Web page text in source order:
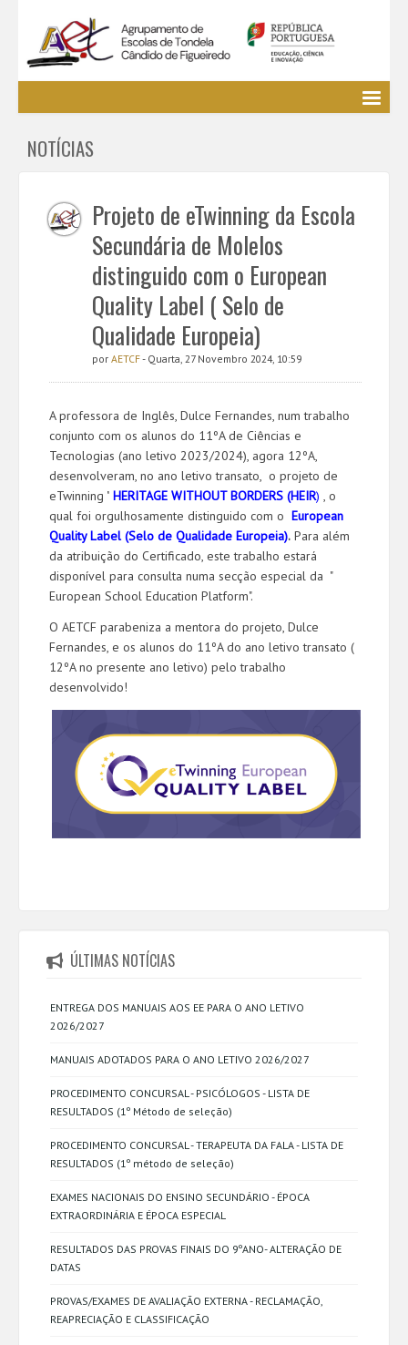
EE / Alunos
Cursos Profissionais
Bibliotecas
Media AETCF
Legislação
Utilizador não identificado. (Entrar)
NOTÍCIAS
Projeto de eTwinning da Escola
Secundária de Molelos
distinguido com o European
Quality Label ( Selo de
Qualidade Europeia)
por AETCF- Quarta, 27 Novembro 2024, 10:59
A professora de Inglês, Dulce Fernandes, num trabalho
conjunto com os alunos do 11ºA de Ciências e
Tecnologias (ano letivo 2023/2024), agora 12ºA,
desenvolveram, no ano letivo transato, o projeto de
eTwinning " HERITAGE WITHOUT BORDERS (HEIR) , o
qual foi orgulhosamente distinguido com o European
Quality Label (Selo de Qualidade Europeia). Para além
da atribuição do Certificado, este trabalho estará
disponível para consulta numa secção especial da "
European School Education Platform".
O AETCF parabeniza a mentora do projeto, Dulce
Fernandes, e os alunos do 11ºA do ano letivo transato (
12ºA no presente ano letivo) pelo trabalho
desenvolvido!
ÚLTIMAS NOTÍCIAS
ENTREGA DOS MANUAIS AOS EE PARA O ANO LETIVO
2026/2027
MANUAIS ADOTADOS PARA O ANO LETIVO 2026/2027
PROCEDIMENTO CONCURSAL - PSICÓLOGOS - LISTA DE
RESULTADOS (1º Método de seleção)
PROCEDIMENTO CONCURSAL - TERAPEUTA DA FALA - LISTA DE
RESULTADOS (1º método de seleção)
EXAMES NACIONAIS DO ENSINO SECUNDÁRIO - ÉPOCA
EXTRAORDINÁRIA E ÉPOCA ESPECIAL
RESULTADOS DAS PROVAS FINAIS DO 9ºANO- ALTERAÇÃO DE
DATAS
PROVAS/EXAMES DE AVALIAÇÃO EXTERNA - RECLAMAÇÃO,
REAPRECIAÇÃO E CLASSIFICAÇÃO